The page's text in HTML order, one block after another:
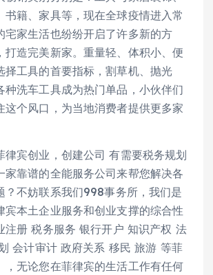
书籍、家具等，现在全球疫情进入常
宅家生活也纷纷开启了许多新的方
打造完美新家。重量轻、体积小、便
择工具的首要指标，割草机、抛光
种洗车工具成为热门单品，小伙伴们
这个风口，为当地消费者提供更多家
律宾创业，创建公司 有需要税务规划
家靠谱的全能服务公司来帮您解决各
？不妨联系我们998事务所，我们是
宾本土企业服务和创业支撑的综合性
注册 税务服务 银行开户 知识产权 法
会计审计 政府关系 移民 旅游 等菲
，无论您在菲律宾的生活工作有任何